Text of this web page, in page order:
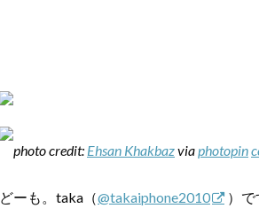
photo credit: Ehsan Khakbazviaphotopin
どーも。taka（@takaiphone2010 ）で